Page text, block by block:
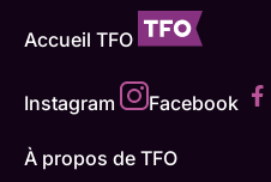
Accueil TFO
Instagram Facebook
À propos de TFO